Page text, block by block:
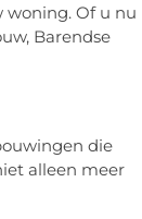
woning. Of u nu
Barendse
die
alleen meer